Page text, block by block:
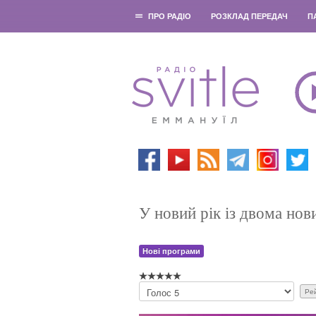
ПРО РАДІО РОЗКЛАД ПЕРЕДАЧ
У новий рік із двома
Нові програми
Б
у
д